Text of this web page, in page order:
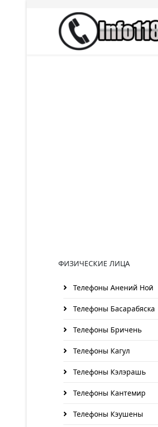
ФИЗИЧЕСКИЕ ЛИЦА
Телефоны Анений Ноӣ
Телефоны Басарабяска
Телефоны Бричень
Телефоны Кагул
Телефоны Кэлэрашь
Телефоны Кантемир
Телефоны Кэушены